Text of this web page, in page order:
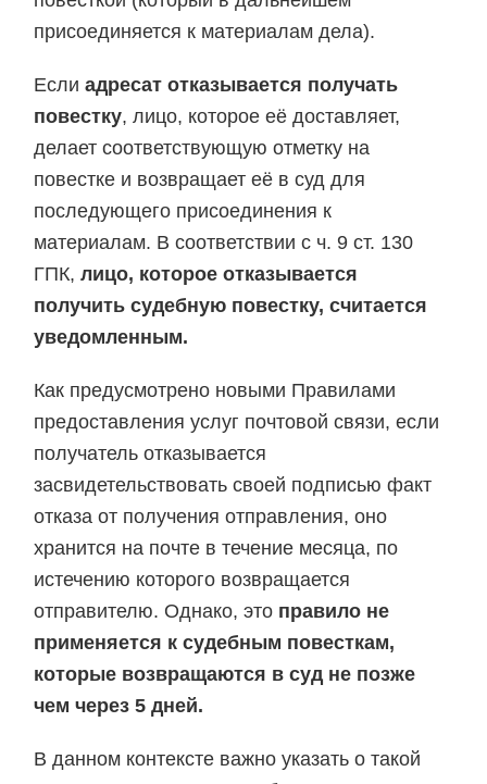
присоединяется к материалам дела).
Еслиадресат отказывается получать
повестку, лицо, которое её доставляет,
делает соответствующую отметку на
повестке и возвращает её в суд для
последующего присоединения к
материалам. В соответствии с ч. 9 ст. 130
ГПК,лицо, которое отказывается
получить судебную повестку, считается
уведомленным.
Как предусмотрено новыми Правилами
предоставления услуг почтовой связи, если
получатель отказывается
засвидетельствовать своей подписью факт
отказа от получения отправления, оно
хранится на почте в течение месяца, по
истечению которого возвращается
отправителю. Однако, это правило не
применяется к судебным повесткам,
которые возвращаются в суд не позже
чем через 5 дней.
В данном контексте важно указать о такой